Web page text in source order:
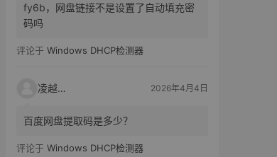
fy6b，网盘链接不是设置了自动填充密
码吗
评论于 Windows DHCP检测器
凌越电子 2026年4月4日
百度网盘提取码是多少？
评论于 Windows DHCP检测器